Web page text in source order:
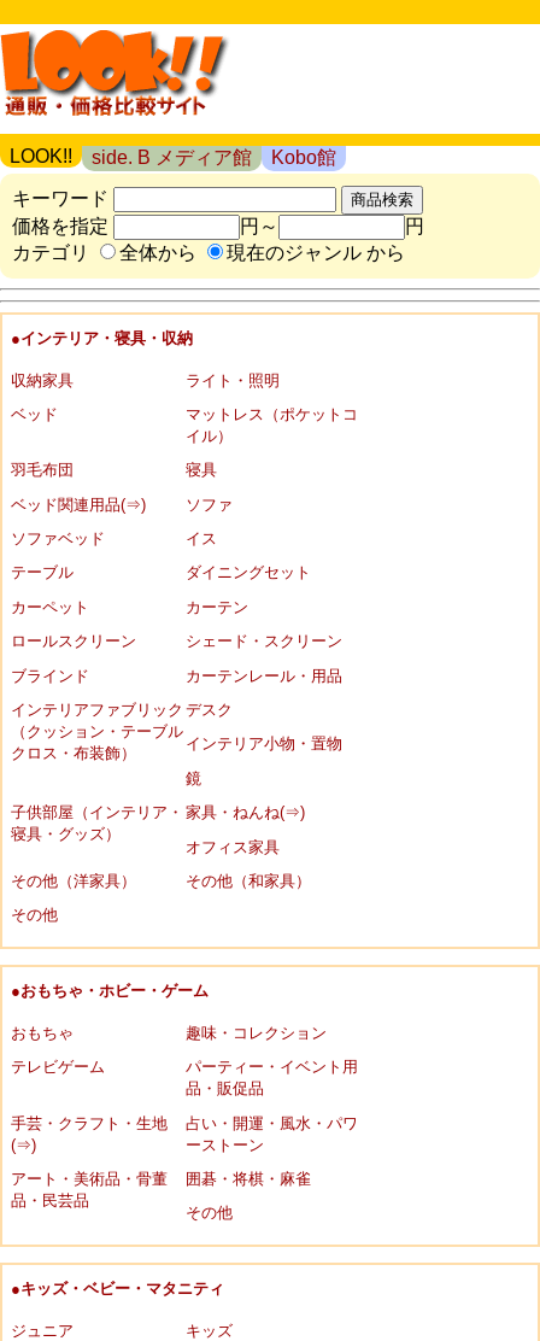
LOOK!! side. B メディア館
Kobo館
キーワード
価格を指定
円～
円
カテゴリ
全体から 現在のジャンル から
●インテリア・寝具・収納
収納家具
ライト・照明
ベッド
マットレス（ポケットコ
イル）
羽毛布団
寝具
ベッド関連用品(⇒)
ソファ
ソファベッド
イス
テーブル
ダイニングセット
カーペット
カーテン
ロールスクリーン
シェード・スクリーン
ブラインド
カーテンレール・用品
インテリアファブリック
（クッション・テーブル
クロス・布装飾）
デスク
インテリア小物・置物
鏡
子供部屋（インテリア・
寝具・グッズ）
家具・ねんね(⇒)
オフィス家具
その他（洋家具）
その他（和家具）
その他
●おもちゃ・ホビー・ゲーム
おもちゃ
趣味・コレクション
テレビゲーム
パーティー・イベント用
品・販促品
手芸・クラフト・生地
(⇒)
占い・開運・風水・パワ
ーストーン
アート・美術品・骨董
品・民芸品
囲碁・将棋・麻雀
その他
●キッズ・ベビー・マタニティ
ジュニア
キッズ